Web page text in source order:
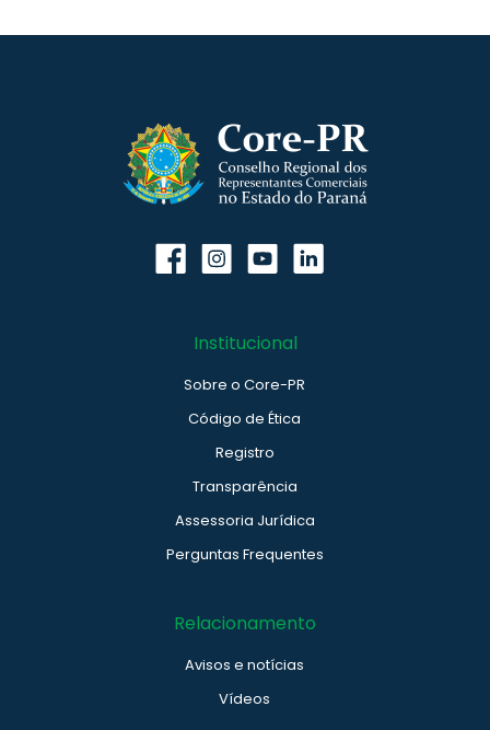
Institucional
Sobre o Core-PR
Código de Ética
Registro
Transparência
Assessoria Jurídica
Perguntas Frequentes
Relacionamento
Avisos e notícias
Vídeos